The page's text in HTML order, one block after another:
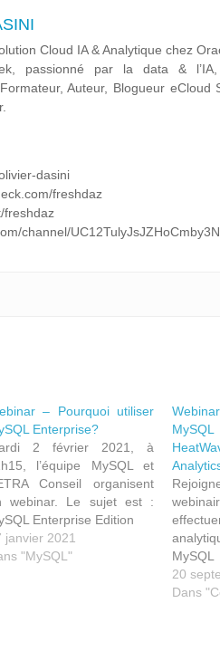
Cloud IA & Analytique chez
passionné par la data & l’IA,
Auteur, Blogueur eCloud
dasini
freshdaz
freshdaz
channel/
– Pourquoi utiliser
Enterprise?
2 février 2021, à
l’équipe MySQL et
Conseil organisent
webinar. Le sujet est :
Enterprise Edition
janvier 2021
"MySQL"
MySQL
20
Dans